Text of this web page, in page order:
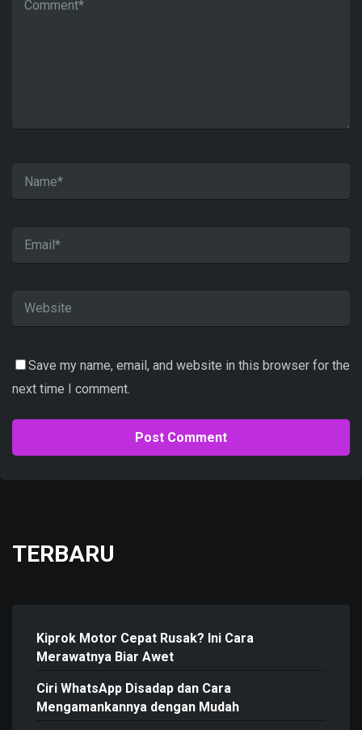
Save my name, email, and website in this browser for the
next time I comment.
TERBARU
Kiprok Motor Cepat Rusak? Ini Cara
Merawatnya Biar Awet
Ciri WhatsApp Disadap dan Cara
Mengamankannya dengan Mudah